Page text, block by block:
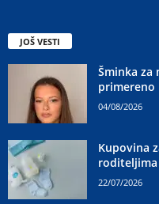
JOŠ VESTI
Šminka za
primereno
04/08/2026
Kupovina
roditeljima
22/07/2026